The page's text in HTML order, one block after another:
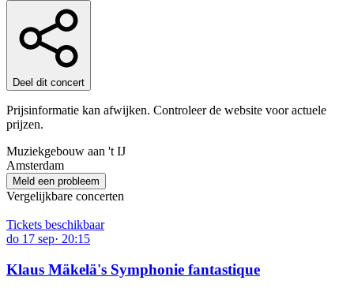
Deel dit concert
Prijsinformatie kan afwijken. Controleer de website voor actuele
prijzen.
Muziekgebouw aan 't IJ
Amsterdam
Meld een probleem
Vergelijkbare concerten
Tickets beschikbaar
do 17 sep· 20:15
Klaus Mäkelä's Symphonie fantastique